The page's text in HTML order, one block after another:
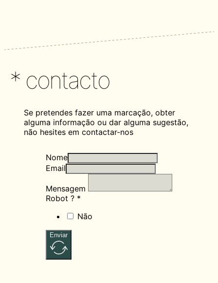
* contacto
Se pretendes fazer uma marcação, obter
alguma informação ou dar alguma sugestão,
não hesites em contactar-nos
Nome
Email
Mensagem
Robot ? *
Não
Enviar